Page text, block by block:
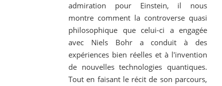
admiration pour Einstein, il nous
montre comment la controverse quasi
philosophique que celui-ci a engagée
avec Niels Bohr a conduit à des
expériences bien réelles et à l'invention
de nouvelles technologies quantiques.
Tout en faisant le récit de son parcours,